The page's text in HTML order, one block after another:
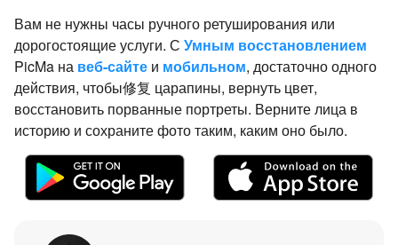
Вам не нужны часы ручного ретуширования или
дорогостоящие услуги. С Умным восстановлением
PicMa на веб-сайте и мобильном, достаточно одного
действия, чтобы修复 царапины, вернуть цвет,
восстановить порванные портреты. Верните лица в
историю и сохраните фото таким, каким оно было.